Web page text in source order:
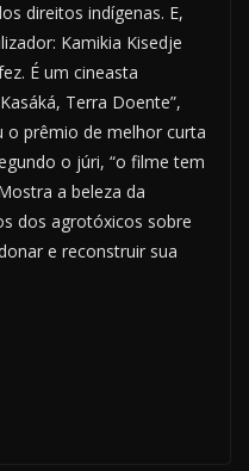
direitos indígenas. E,
Kamikia Kisedje
É um cineasta
Terra Doente”,
o prêmio de melhor curta
o júri, “o filme tem
a beleza da
dos agrotóxicos sobre
e reconstruir sua